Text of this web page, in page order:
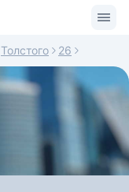
Толстого 26